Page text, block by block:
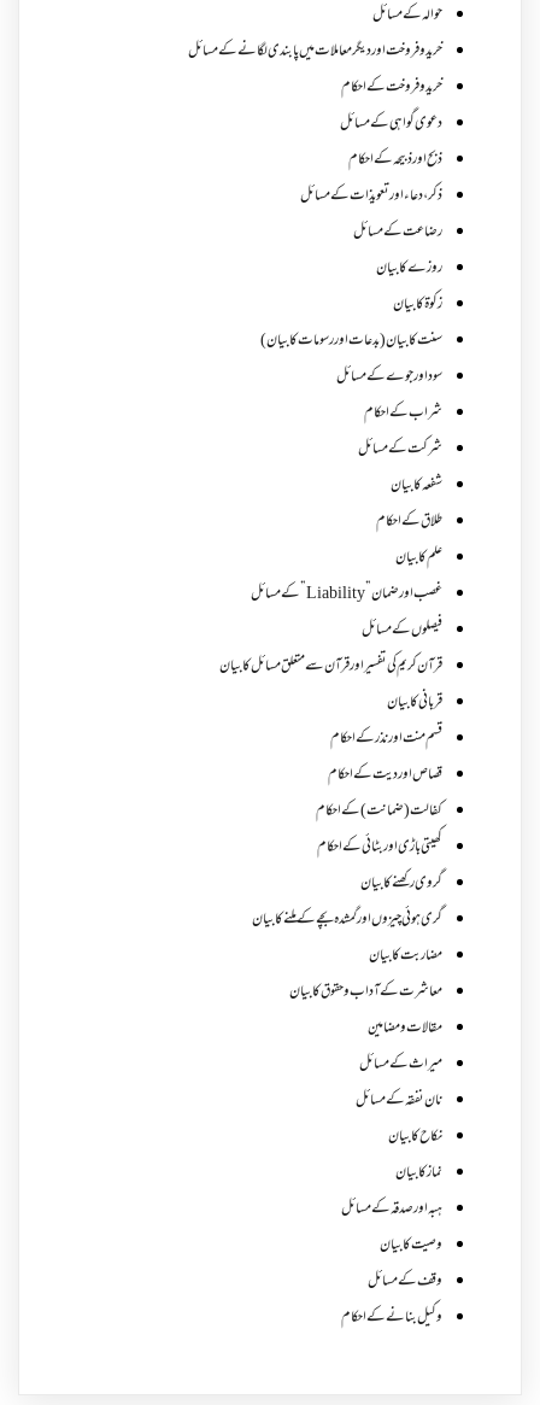
حوالہ کے مسائل
خرید و فروخت اور دیگر معاملات میں پابندی لگانے کے مسائل
خرید و فروخت کے احکام
دعوی گواہی کے مسائل
ذبح اور ذبیحہ کے احکام
ذکر،دعاء اور تعویذات کے مسائل
رضاعت کے مسائل
روزے کا بیان
زکوة کابیان
سنت کا بیان (بدعات اور رسومات کا بیان)
سود اور جوے کے مسائل
شراب کے احکام
شرکت کے مسائل
شفعہ کا بیان
طلاق کے احکام
علم کا بیان
غصب اورضمان”Liability” کے مسائل
فیصلوں کے مسائل
قرآن کریم کی تفسیر اور قرآن سے متعلق مسائل کا بیان
قربانی کا بیان
قسم منت اور نذر کے احکام
قصاص اور دیت کے احکام
کفالت (ضمانت) کے احکام
کھیتی باڑی اور بٹائی کے احکام
گروی رکھنے کا بیان
گری ہوئی چیزوں اورگمشدہ بچے کے ملنے کا بیان
مضاربت کا بیان
معاشرت کے آداب و حقوق کا بیان
مقالات ومضامین
میراث کے مسائل
نان نفقہ کے مسائل
نکاح کا بیان
نماز کا بیان
ہبہ اور صدقہ کے مسائل
وصیت کا بیان
وقف کے مسائل
وکیل بنانے کے احکام